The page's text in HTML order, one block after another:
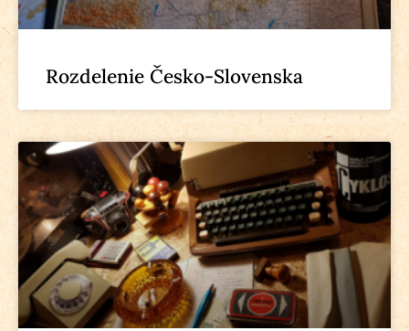
Rozdelenie Česko-Slovenska